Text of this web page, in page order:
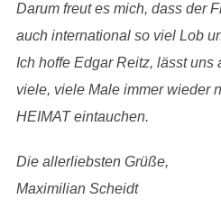
Darum freut es mich, dass der
auch international so viel Lob
Ich hoffe Edgar Reitz, lässt uns
viele, viele Male immer wieder
HEIMAT eintauchen.
Die allerliebsten Grüße,
Maximilian Scheidt